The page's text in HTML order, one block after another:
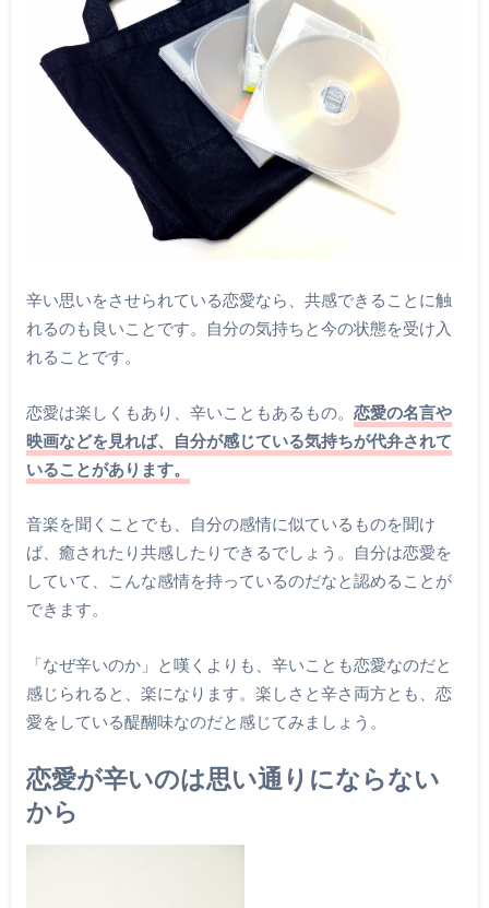
辛い思いをさせられている恋愛なら、共感できることに触
れるのも良いことです。自分の気持ちと今の状態を受け入
れることです。
恋愛は楽しくもあり、辛いこともあるもの。 恋愛の名言や
映画などを見れば、自分が感じている気持ちが代弁されて
いることがあります。
音楽を聞くことでも、自分の感情に似ているものを聞け
ば、癒されたり共感したりできるでしょう。自分は恋愛を
していて、こんな感情を持っているのだなと認めることが
できます。
「なぜ辛いのか」と嘆くよりも、辛いことも恋愛なのだと
感じられると、楽になります。楽しさと辛さ両方とも、恋
愛をしている醍醐味なのだと感じてみましょう。
恋愛が辛いのは思い通りにならない
から